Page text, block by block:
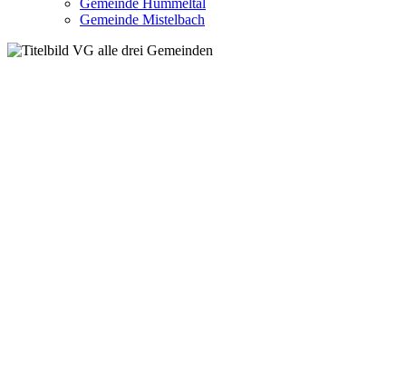
Gemeinde Hummeltal
Gemeinde Mistelbach